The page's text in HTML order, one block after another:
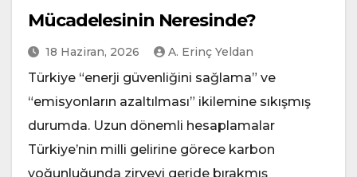
Mücadelesinin Neresinde?
18 Haziran, 2026 A. Erinç Yeldan
Türkiye “enerji güvenliğini sağlama” ve
“emisyonların azaltılması” ikilemine sıkışmış
durumda. Uzun dönemli hesaplamalar
Türkiye’nin milli gelirine görece karbon
yoğunluğunda zirveyi geride bırakmış